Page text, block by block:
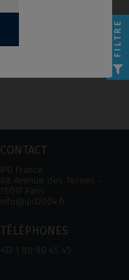
CONTACT
IPD France
88 Avenue des Ternes ‑
75017 Paris
info@ipd2004.fr
TÉLÉPHONES
+33 1 80 90 45 45
FILTRE